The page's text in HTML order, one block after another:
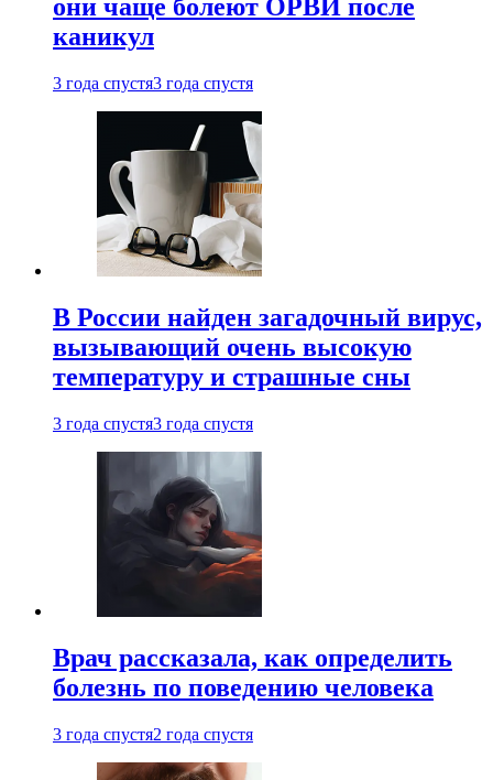
они чаще болеют ОРВИ после
каникул
3 года спустя3 года спустя
В России найден загадочный вирус,
вызывающий очень высокую
температуру и страшные сны
3 года спустя3 года спустя
Врач рассказала, как определить
болезнь по поведению человека
3 года спустя2 года спустя